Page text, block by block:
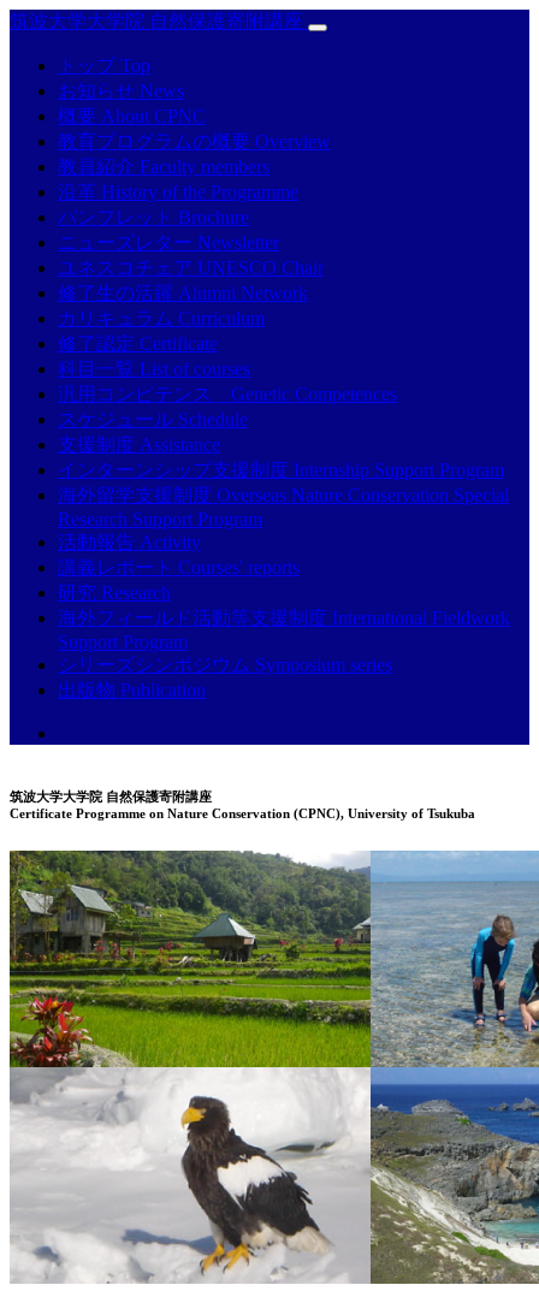
筑波大学大学院 自然保護寄附講座
トップ Top
お知らせ News
概要 About CPNC
教育プログラムの概要 Overview
教員紹介 Faculty members
沿革 History of the Programme
パンフレット Brochure
ニューズレター Newsletter
ユネスコチェア UNESCO Chair
修了生の活躍 Alumni Network
カリキュラム Curriculum
修了認定 Certificate
科目一覧 List of courses
汎用コンピテンス Genetic Competences
スケジュール Schedule
支援制度 Assistance
インターンシップ支援制度 Internship Support Program
海外留学支援制度 Overseas Nature Conservation Special
Research Support Program
活動報告 Activity
講義レポート Courses' reports
研究 Research
海外フィールド活動等支援制度 International Fieldwork
Support Program
シリーズシンポジウム Symposium series
出版物 Publication
筑波大学大学院 自然保護寄附講座
Certificate Programme on Nature Conservation (CPNC), University of Tsukuba